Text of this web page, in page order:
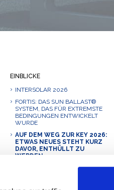
Immer auf dem
EINBLICKE
INTERSOLAR 2026
FORTIS: DAS SUN BALLAST®
SYSTEM, DAS FÜR EXTREMSTE
BEDINGUNGEN ENTWICKELT
WURDE
AUF DEM WEG ZUR KEY 2026:
ETWAS NEUES STEHT KURZ
DAVOR, ENTHÜLLT ZU
WERDEN.
UNSER 2025: EINE REISE DES